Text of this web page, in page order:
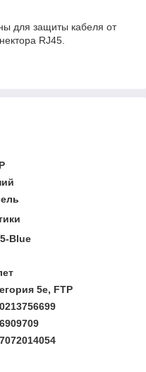
для защиты кабеля от
RJ45.
Blue
5е, FTP